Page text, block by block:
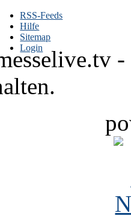
RSS-Feeds
Hilfe
Sitemap
Login
-